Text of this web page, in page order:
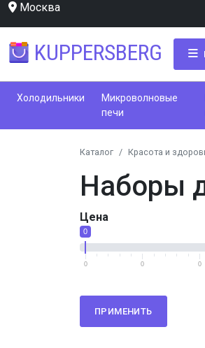
Москва
KUPPERSBERG
Холодильники
Микроволновые
печи
Каталог Красота и
Наборы
Цена
0
0 0 0
ПРИМЕНИТЬ